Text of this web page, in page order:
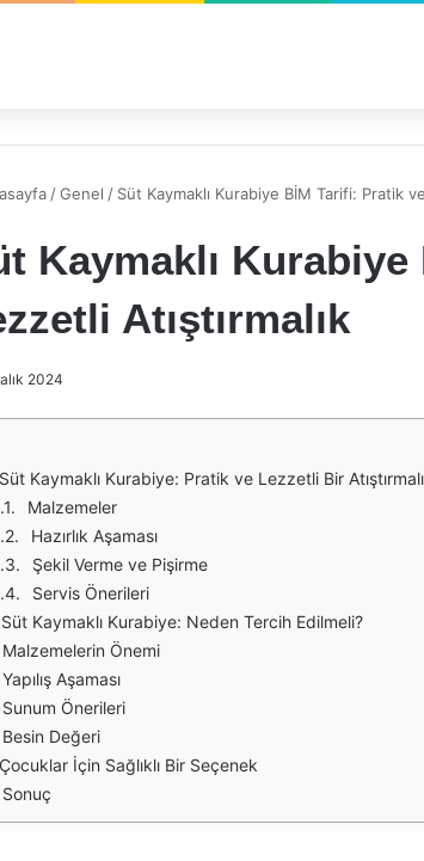
/Genel / Süt Kaymaklı Kurabiye BİM Tarifi: Pratik
Kaymaklı
Atıştırmalık
2024
Süt Kaymaklı Kurabiye: Pratik ve Lezzetli Bir
Malzemeler
Hazırlık Aşaması
Şekil Verme ve Pişirme
Servis Önerileri
Süt Kaymaklı Kurabiye: Neden Tercih Edilmeli?
Malzemelerin Önemi
Yapılış Aşaması
Sunum Önerileri
Besin Değeri
Çocuklar İçin Sağlıklı Bir Seçenek
Sonuç